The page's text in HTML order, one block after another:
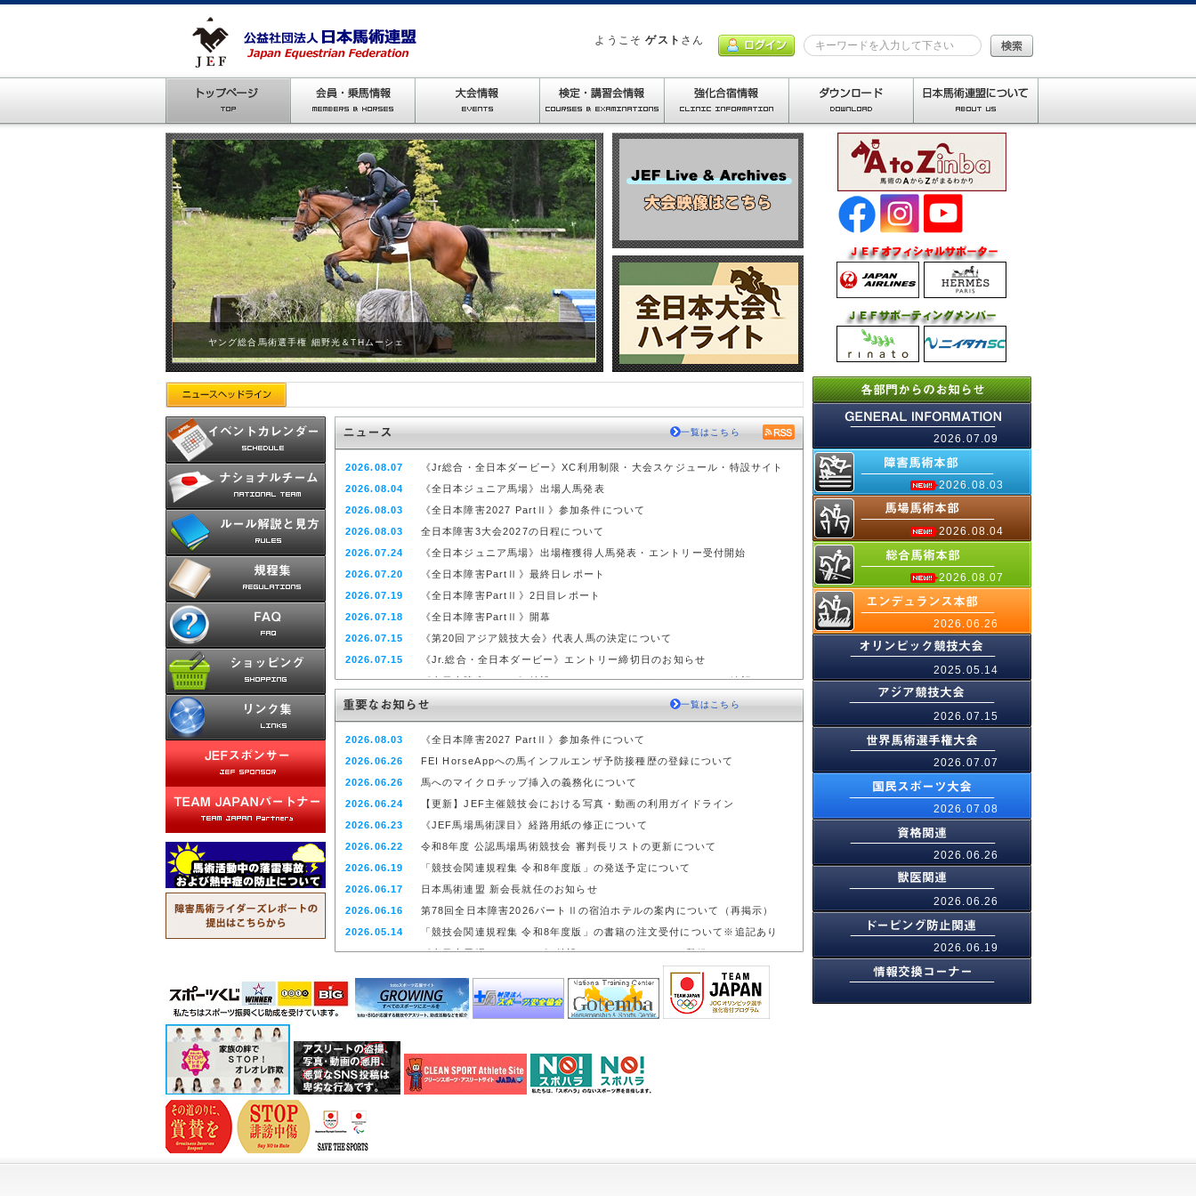
ようこそ ゲスト さん
ヤング総合馬術選手権 細野光＆THムーシェ
一覧はこちら
2026.08.07
《Jr総合・全日本ダービー》XC利用制限・大会スケジュール・特設サイト
2026.08.04
《全日本ジュニア馬場》出場人馬発表
2026.08.03
《全日本障害2027 PartⅡ》参加条件について
2026.08.03
全日本障害3大会2027の日程について
2026.07.24
《全日本ジュニア馬場》出場権獲得人馬発表・エントリー受付開始
2026.07.20
《全日本障害PartⅡ》最終日レポート
2026.07.19
《全日本障害PartⅡ》2日目レポート
2026.07.18
《全日本障害PartⅡ》開幕
2026.07.15
《第20回アジア競技大会》代表人馬の決定について
2026.07.15
《Jr.総合・全日本ダービー》エントリー締切日のお知らせ
2026.07.10
《全日本障害PartⅡ》特設サイト・リストバンドについて(7/10追記)
2026.07.10
《Jr.総合・全日本ダービー》エントリー期間・国スポ総合参加資格変更
2026.07.09
馬術盛り上げ企画《Fun! 馬術》スタート
2026.07.08
第78回全日本障害2026パートⅡの宿泊ホテルの案内について（受付終了）
2026.07.08
今年の国スポ総合馬術競技への対応について
2026.07.07
アーヘン世界馬術選手権 派遣選手団発表
2026.07.06
《全日本馬場PartⅠ》実施要項について
2026.07.01
《全日本障害PartⅡ》受付終了＆選手交代について
2026.06.29
【リマインド】《全日本障害PartⅡ》資格馬発表＆エントリー受付開始
2026.06.26
《令和8年度総合馬術コースデザイナー講習会》実施要項 発表
一覧はこちら
2026.08.03
《全日本障害2027 PartⅡ》参加条件について
2026.06.26
FEI HorseAppへの馬インフルエンザ予防接種歴の登録について
2026.06.26
馬へのマイクロチップ挿入の義務化について
2026.06.24
【更新】JEF主催競技会における写真・動画の利用ガイドライン
2026.06.23
《JEF馬場馬術課目》経路用紙の修正について
2026.06.22
令和8年度 公認馬場馬術競技会 審判長リストの更新について
2026.06.19
「競技会関連規程集 令和8年度版」の発送予定について
2026.06.17
日本馬術連盟 新会長就任のお知らせ
2026.06.16
第78回全日本障害2026パートⅡの宿泊ホテルの案内について（再掲示）
2026.05.14
「競技会関連規程集 令和8年度版」の書籍の注文受付について※追記あり
2026.05.09
《全日本馬場PartⅡ･CDI》特設サイト、リストバンド登録について
《アジア大会》無線機器の周波数申請（第２次締切）について
2026.04.16
「競技会関連規程集 令和8年度版」の書籍の注文受付を開始しました
2026.03.30
令和8年度障害馬術に関する競技会規程改定について
2026.03.24
令和8年度馬場馬術に関する競技会規程改定について
2026.03.24
令和8年度エンデュランスに関する競技会規程改定について
2026.02.12
2026.02.02
2026.07.09
2026.08.03
2026.08.04
2026.08.07
2026.06.26
2025.05.14
2026.07.15
2026.07.07
2026.07.08
2026.06.26
2026.06.26
2026.06.19